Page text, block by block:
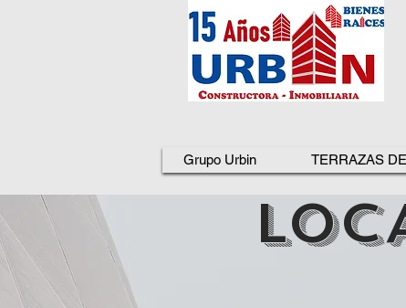
Grupo Urbin TERRAZAS